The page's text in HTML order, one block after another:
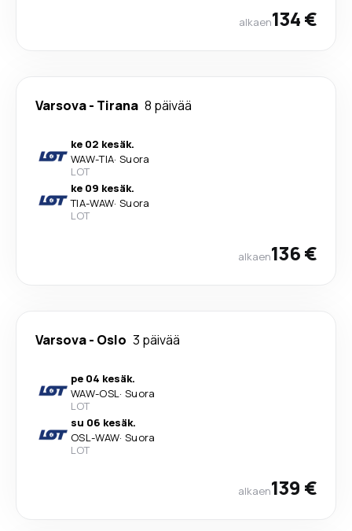
alkaen134 €
Varsova- Tirana 8 päivää
ke 02 kesäk.
WAW-TIA· Suora
LOT
ke 09 kesäk.
TIA-WAW· Suora
LOT
alkaen136 €
Varsova- Oslo 3 päivää
pe 04 kesäk.
WAW-OSL· Suora
LOT
su 06 kesäk.
OSL-WAW· Suora
LOT
alkaen139 €